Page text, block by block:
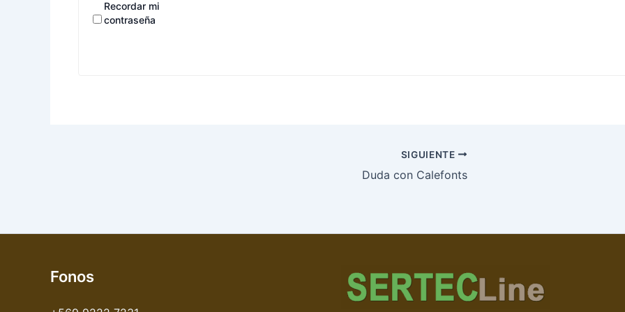
Recordar mi
contraseña
SIGUIENTE
Duda con Calefonts
Fonos